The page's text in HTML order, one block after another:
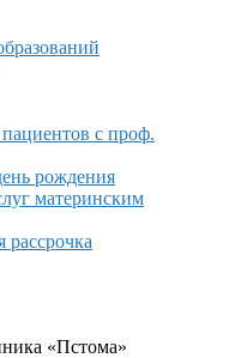
с проф.
рождения
материнским
рассрочка
«Пстома»